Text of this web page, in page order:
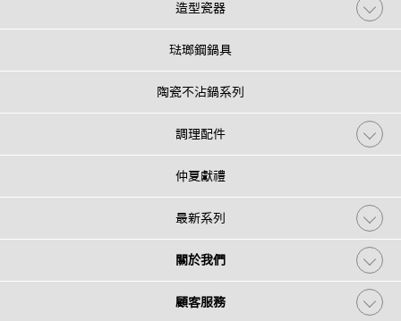
造型瓷器
琺瑯鋼鍋具
陶瓷不沾鍋系列
調理配件
仲夏獻禮
最新系列
關於我們
顧客服務